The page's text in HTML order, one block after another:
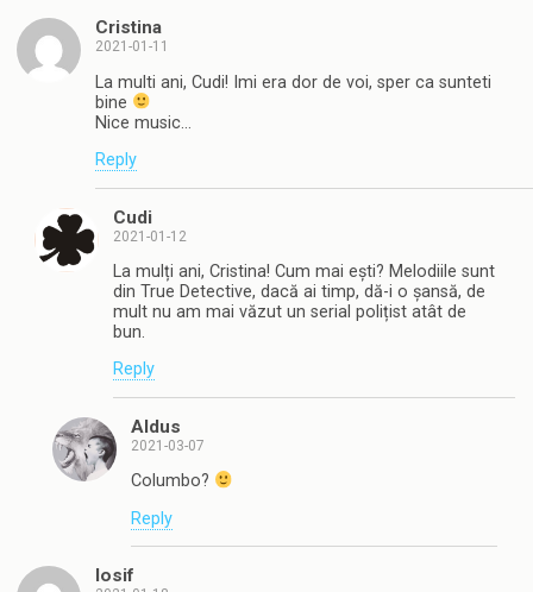
Cristina
2021-01-11
La multi ani, Cudi! Imi era dor de voi, sper ca sunteti
bine
Nice music…
Reply
Cudi
2021-01-12
La mulți ani, Cristina! Cum mai ești? Melodiile sunt
din True Detective, dacă ai timp, dă-i o șansă, de
mult nu am mai văzut un serial polițist atât de
bun.
Reply
Aldus
2021-03-07
Columbo?
Reply
Iosif